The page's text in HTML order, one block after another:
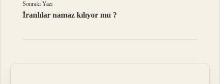
Sonraki Yazı
İranlılar namaz kılıyor mu ?